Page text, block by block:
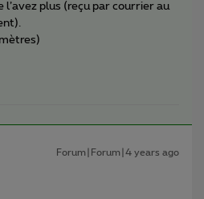
l’avez plus (reçu par courrier au
Forum|Forum|4 years ago